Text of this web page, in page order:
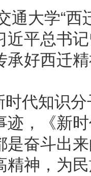
学“西
近平总书
承好西迁
代知识
迹，《新
是奋斗出
精神，为